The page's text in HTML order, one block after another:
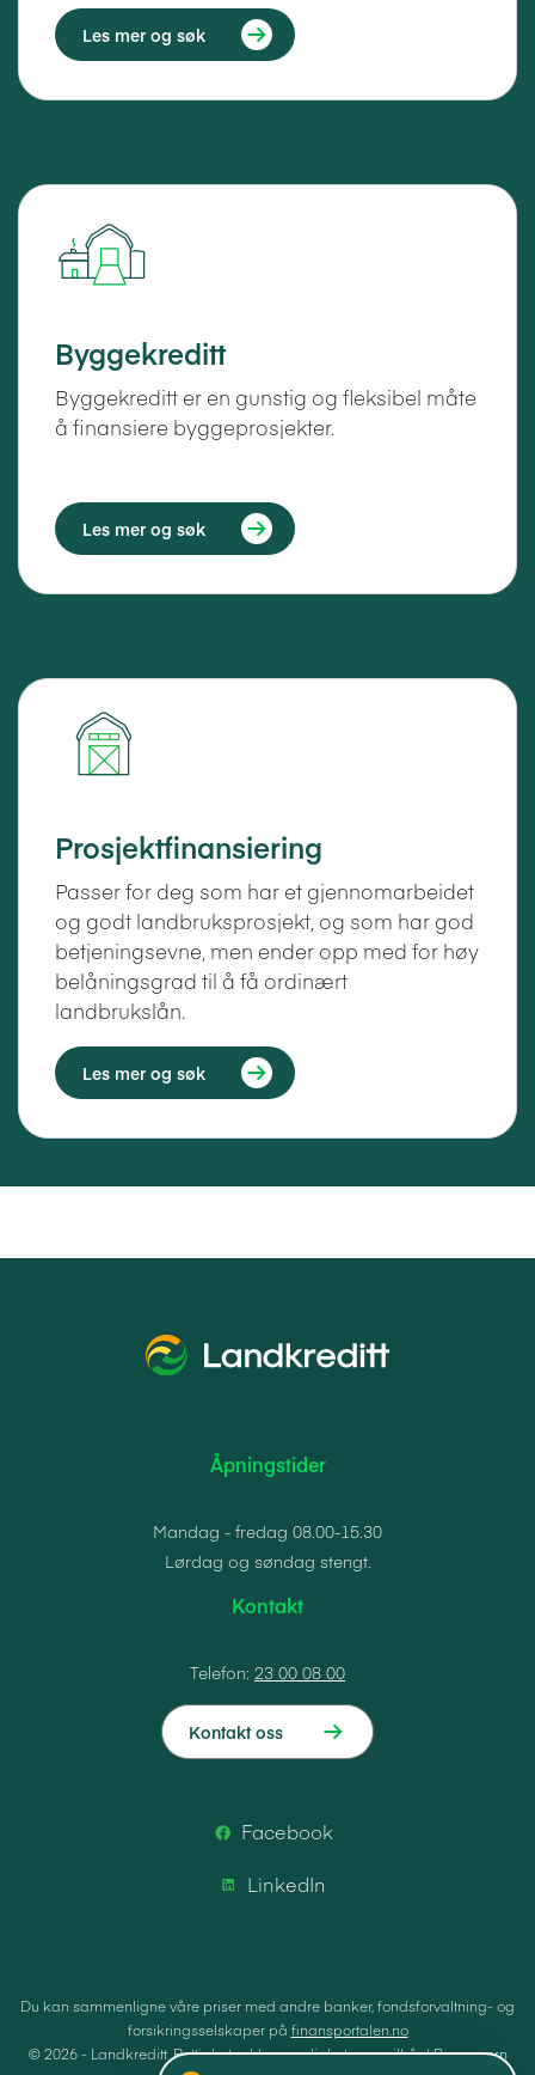
Les mer og søk
Byggekreditt
Byggekreditt er en gunstig og fleksibel måte
å finansiere byggeprosjekter.
Les mer og søk
Prosjektfinansiering
Passer for deg som har et gjennomarbeidet
og godt landbruksprosjekt, og som har god
betjeningsevne, men ender opp med for høy
belåningsgrad til å få ordinært
landbrukslån.
Les mer og søk
Facebook
LinkedIn
Åpningstider
Mandag - fredag 08.00-15.30
Lørdag og søndag stengt.
Kontakt
Telefon: 23 00 08 00
Kontakt oss
Du kan sammenligne våre priser med andre banker, fondsforvaltning- og
forsikringsselskaper på finansportalen.no
© 2026 - Landkreditt.Rettigheter, klagemuligheter og vilkår|Personvern